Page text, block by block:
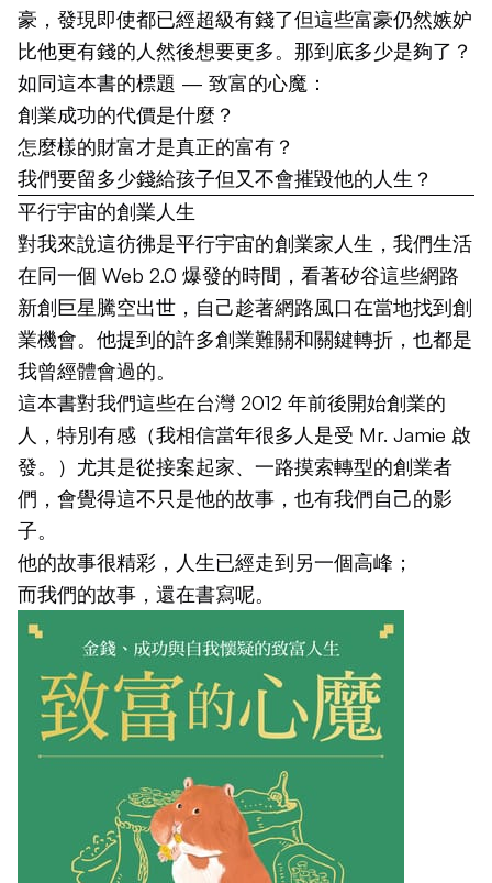
豪，發現即使都已經超級有錢了但這些富豪仍然嫉妒
比他更有錢的人然後想要更多。那到底多少是夠了？
如同這本書的標題 — 致富的心魔：
創業成功的代價是什麼？
怎麼樣的財富才是真正的富有？
我們要留多少錢給孩子但又不會摧毀他的人生？
平行宇宙的創業人生
對我來說這彷彿是平行宇宙的創業家人生，我們生活
在同一個 Web 2.0 爆發的時間，看著矽谷這些網路
新創巨星騰空出世，自己趁著網路風口在當地找到創
業機會。他提到的許多創業難關和關鍵轉折，也都是
我曾經體會過的。
這本書對我們這些在台灣 2012 年前後開始創業的
人，特別有感（我相信當年很多人是受 Mr. Jamie 啟
發。）尤其是從接案起家、一路摸索轉型的創業者
們，會覺得這不只是他的故事，也有我們自己的影
子。
他的故事很精彩，人生已經走到另一個高峰；
而我們的故事，還在書寫呢。